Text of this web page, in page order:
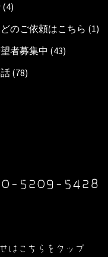
(4)
のご依頼はこちら (1)
者募集中 (43)
(78)
5209-5428
はこちらをタップ